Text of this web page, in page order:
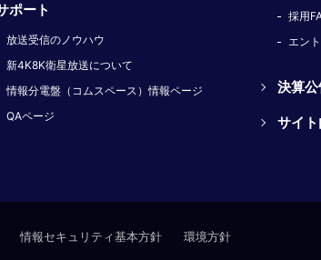
ポート
放送受信のノウハウ
新4K8K衛星放送について
情報分電盤（コムスペース）情報ページ
QAページ
採用
エン
決算
サイ
情報セキュリティ基本方針 環境方針